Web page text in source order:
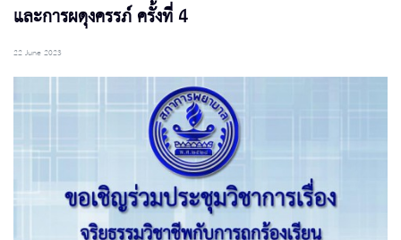
และการผดุงครรภ์ ครั้งที่ 4
22 June 2023